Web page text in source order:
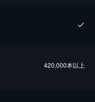
420,000本以上